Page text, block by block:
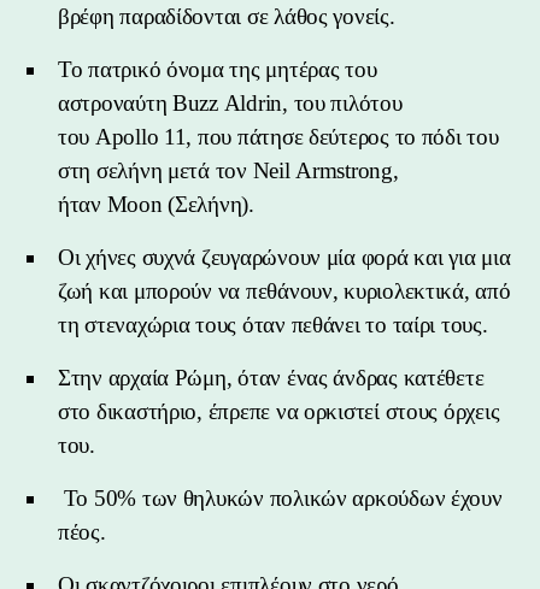
βρέφη παραδίδονται σε λάθος γονείς.
Το πατρικό όνομα της μητέρας του
αστροναύτη Buzz Aldrin, του πιλότου
του Apollo 11, που πάτησε δεύτερος το πόδι του
στη σελήνη μετά τον Neil Armstrong,
ήταν Moon (Σελήνη).
Οι χήνες συχνά ζευγαρώνουν μία φορά και για μια
ζωή και μπορούν να πεθάνουν, κυριολεκτικά, από
τη στεναχώρια τους όταν πεθάνει το ταίρι τους.
Στην αρχαία Ρώμη, όταν ένας άνδρας κατέθετε
στο δικαστήριο, έπρεπε να ορκιστεί στους όρχεις
του.
Το 50% των θηλυκών πολικών αρκούδων έχουν
πέος.